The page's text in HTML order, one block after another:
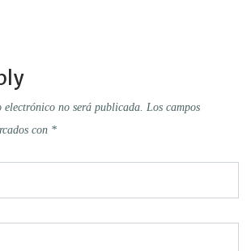
electrónico no será publicada. Los campos
con *